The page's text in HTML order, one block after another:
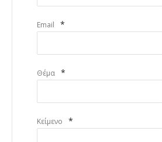
Email *
Θέμα *
Κείμενο *